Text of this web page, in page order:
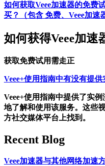
如何获取Veee加速器的免费
买？（包含 免费、Veee加速
如何获得Veee加速
获取免费试用需走正
Veee+使用指南中有没有提
Veee+使用指南中提供了实
地了解和使用该服务。这些
方社交媒体平台上找到。
Recent Blog
Veee加速器与其他网络加速